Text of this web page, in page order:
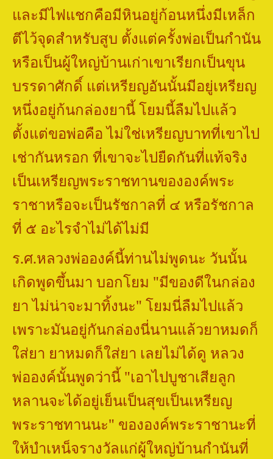
และมีไฟแชกคือมีหินอยู่ก้อนหนึ่งมีเหล็ก
ตีไว้จุดสำหรับสูบ ตั้งแต่ครั้งพ่อเป็นกำนัน
หรือเป็นผู้ใหญ่บ้านเก่าเขาเรียกเป็นขุน
บรรดาศักดิ์ แต่เหรียญอันนั้นมีอยู่เหรียญ
หนึ่งอยู่ก้นกล่องยานี้ โยมนี้ลืมไปแล้ว
ตั้งแต่ขอพ่อคือ ไม่ใช่เหรียญบาทที่เขาไป
เช่ากันหรอก ที่เขาจะไปยืดกันที่แท้จริง
เป็นเหรียญพระราชทานขององค์พระ
ราชาหรือจะเป็นรัชกาลที่ ๔ หรือรัชกาล
ที่ ๕ อะไรจำไม่ได้ไม่มี
ร.ศ.หลวงพ่อองค์นี้ท่านไม่พูดนะ วันนั้น
เกิดพูดขึ้นมา บอกโยม "มีของดีในกล่อง
ยา ไม่น่าจะมาทิ้งนะ" โยมนี่ลืมไปแล้ว
เพราะมันอยู่กันกล่องนี่นานแล้วยาหมดก็
ใส่ยา ยาหมดก็ใส่ยา เลยไม่ได้ดู หลวง
พ่อองค์นั้นพูดว่านี้ "เอาไปบูชาเสียลูก
หลานจะได้อยู่เย็นเป็นสุขเป็นเหรียญ
พระราชทานนะ" ขององค์พระราชานะที่
ให้บำเหน็จรางวัลแก่ผู้ใหญ่บ้านกำนันที่